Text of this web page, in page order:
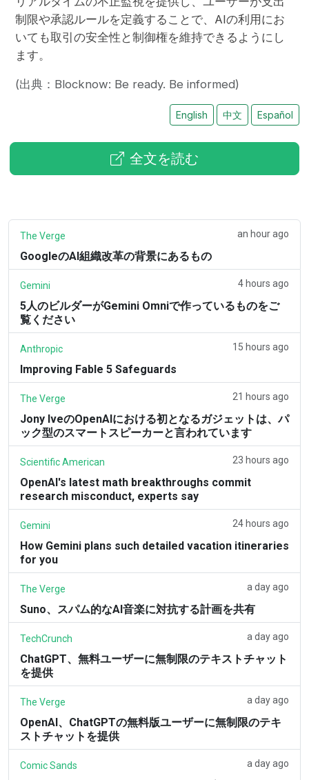
制限や承認ルールを定義することで、AIの利用にお
いても取引の安全性と制御権を維持できるようにし
ます。
(出典：Blocknow: Be ready. Be informed)
English 中文 Español
全文を読む
The Verge an hour ago
GoogleのAI組織改革の背景にあるもの
Gemini 4 hours ago
5人のビルダーがGemini Omniで作っているものをご
覧ください
Anthropic 15 hours ago
Improving Fable 5 Safeguards
The Verge 21 hours ago
Jony IveのOpenAIにおける初となるガジェットは、パ
ック型のスマートスピーカーと言われています
Scientific American 23 hours ago
OpenAI's latest math breakthroughs commit
research misconduct, experts say
Gemini 24 hours ago
How Gemini plans such detailed vacation itineraries
for you
The Verge a day ago
Suno、スパム的なAI音楽に対抗する計画を共有
TechCrunch a day ago
ChatGPT、無料ユーザーに無制限のテキストチャット
を提供
The Verge a day ago
OpenAI、ChatGPTの無料版ユーザーに無制限のテキ
ストチャットを提供
Comic Sands a day ago